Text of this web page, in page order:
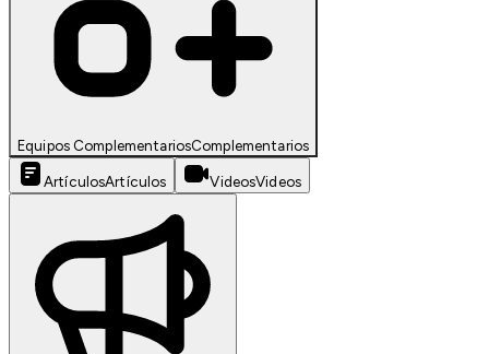
Equipos ComplementariosComplementarios
ArtículosArtículos VideosVideos